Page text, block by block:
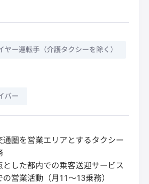
ヤー運転手（介護タクシーを除く）
バー
通圏を営業エリアとするタクシー
とした都内での乗客送迎サービス
の営業活動（月11〜13乗務）